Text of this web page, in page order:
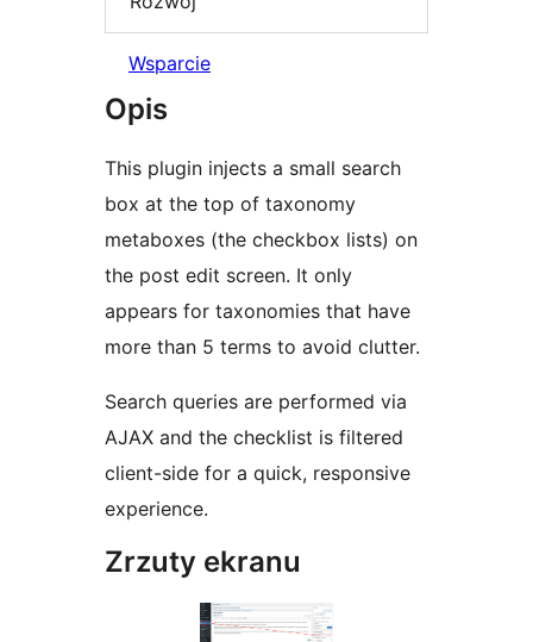
Wsparcie
Opis
This plugin injects a small search
box at the top of taxonomy
metaboxes (the checkbox lists) on
the post edit screen. It only
appears for taxonomies that have
more than 5 terms to avoid clutter.
Search queries are performed via
AJAX and the checklist is filtered
client-side for a quick, responsive
experience.
Zrzuty ekranu